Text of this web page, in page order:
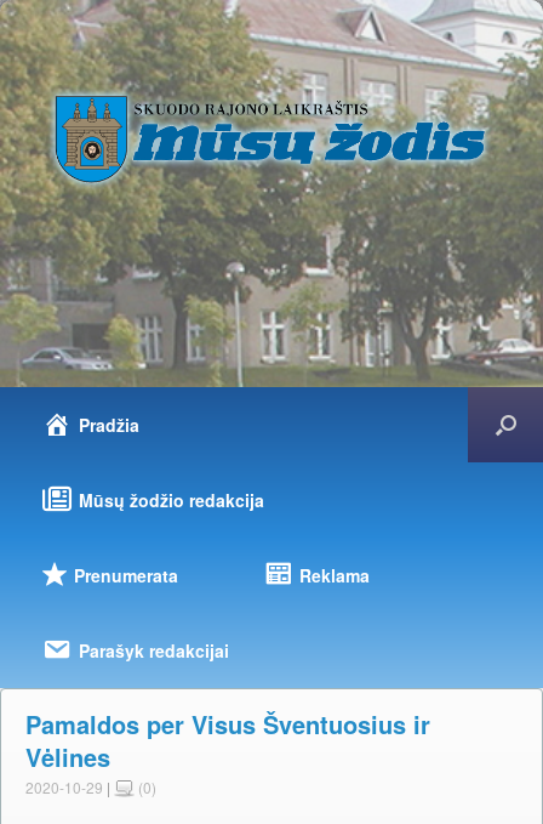
Pradžia
Mūsų žodžio redakcija
Prenumerata Reklama
Parašyk redakcijai
Pamaldos per Visus Šventuosius ir
Vėlines
2020-10-29 | (0)